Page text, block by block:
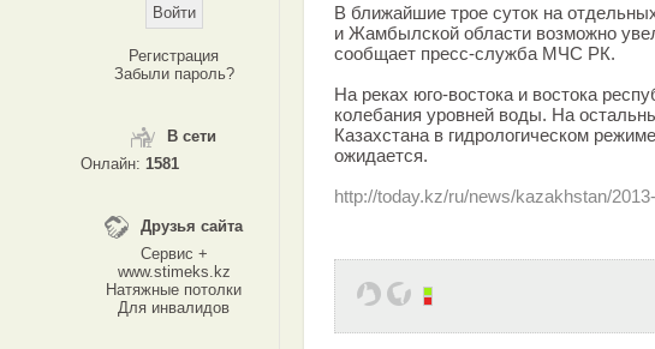
Регистрация
Забыли пароль?
В сети
Онлайн: 1581
Друзья сайта
Сервис +
www.stimeks.kz
Натяжные потолки
Для инвалидов
В ближайшие трое суток на
и Жамбылской области возможно
сообщает пресс-служба МЧС РК.
На реках юго-востока и востока
колебания уровней воды. На
Казахстана в гидрологическом
ожидается.
http://today.kz/ru/news/kazakhstan/